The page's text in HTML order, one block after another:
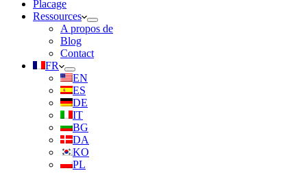
Placage
Ressources
A propos de
Blog
Contact
FR
EN
ES
DE
IT
BG
DA
KO
PL